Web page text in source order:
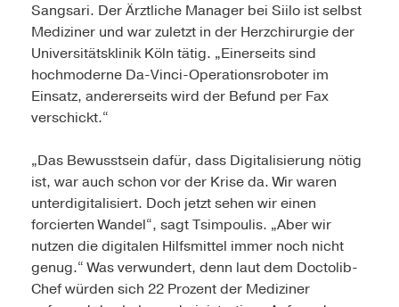
Sangsari. Der Ärztliche Manager bei Siilo ist selbst
Mediziner und war zuletzt in der Herzchirurgie der
Universitätsklinik Köln tätig. „Einerseits sind
hochmoderne Da-Vinci-Operationsroboter im
Einsatz, andererseits wird der Befund per Fax
verschickt.“
„Das Bewusstsein dafür, dass Digitalisierung nötig
ist, war auch schon vor der Krise da. Wir waren
unterdigitalisiert. Doch jetzt sehen wir einen
forcierten Wandel“, sagt Tsimpoulis. „Aber wir
nutzen die digitalen Hilfsmittel immer noch nicht
genug.“ Was verwundert, denn laut dem Doctolib-
Chef würden sich 22 Prozent der Mediziner